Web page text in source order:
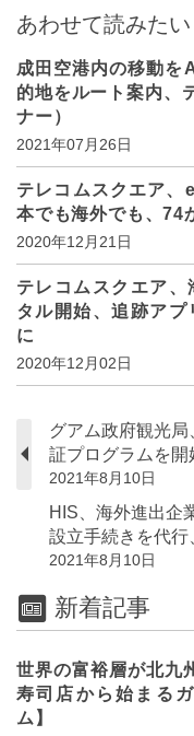
あわせて読みたい
成田空港内の移動を
的地をルート案内、
ナー）
2021年07月26日
テレコムスクエア、
本でも海外でも、74
2020年12月21日
テレコムスクエア
タル開始、追跡ア
に
2020年12月02日
グアム政府観光
証プログラムを
2021年8月10日
HIS、海外進出企
設立手続きを代行
2021年8月10日
新着記事
世界の富裕層が北九
寿司店から始まる
ム】